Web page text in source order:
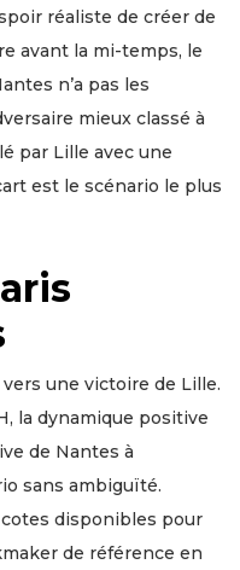
réaliste de créer de
avant la mi-temps, le
n’a pas les
mieux classé à
par Lille avec une
est le scénario le plus
une victoire de Lille.
la dynamique positive
de Nantes à
sans ambiguïté.
disponibles pour
de référence en